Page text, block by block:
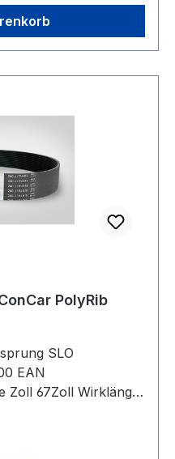
PolyRib
SLO
EAN
Zoll 67Zoll Wirklänge
Neoprene